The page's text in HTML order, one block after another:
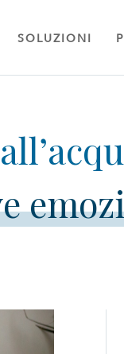
SOLUZIONI